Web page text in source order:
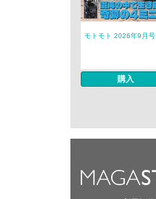
モトモト 2026年9月号
購入